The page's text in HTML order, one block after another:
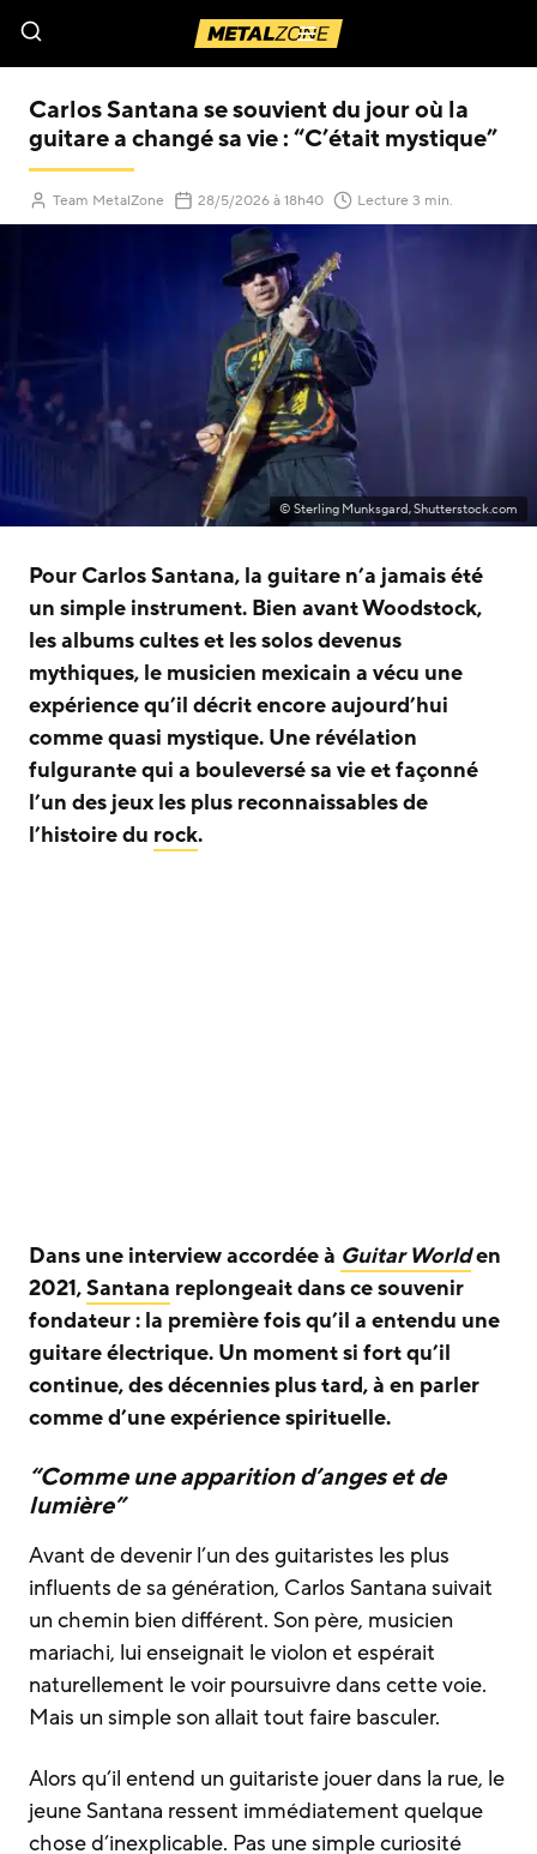
Menu
Carlos Santana se souvient du jour où la
guitare a changé sa vie : “C’était mystique”
Team MetalZone 28/5/2026(Mis à jour le )
à 18h40 Lecture 3 min.
© Sterling Munksgard, Shutterstock.com
Pour Carlos Santana, la guitare n’a jamais été
un simple instrument. Bien avant Woodstock,
les albums cultes et les solos devenus
mythiques, le musicien mexicain a vécu une
expérience qu’il décrit encore aujourd’hui
comme quasi mystique. Une révélation
fulgurante qui a bouleversé sa vie et façonné
l’un des jeux les plus reconnaissables de
l’histoire du rock.
Dans une interview accordée à Guitar Worlden
2021,Santana replongeait dans ce souvenir
fondateur : la première fois qu’il a entendu une
guitare électrique. Un moment si fort qu’il
continue, des décennies plus tard, à en parler
comme d’une expérience spirituelle.
“Comme une apparition d’anges et de
lumière”
Avant de devenir l’un des guitaristes les plus
influents de sa génération, Carlos Santana suivait
un chemin bien différent. Son père, musicien
mariachi, lui enseignait le violon et espérait
naturellement le voir poursuivre dans cette voie.
Mais un simple son allait tout faire basculer.
Alors qu’il entend un guitariste jouer dans la rue, le
jeune Santana ressent immédiatement quelque
chose d’inexplicable. Pas une simple curiosité